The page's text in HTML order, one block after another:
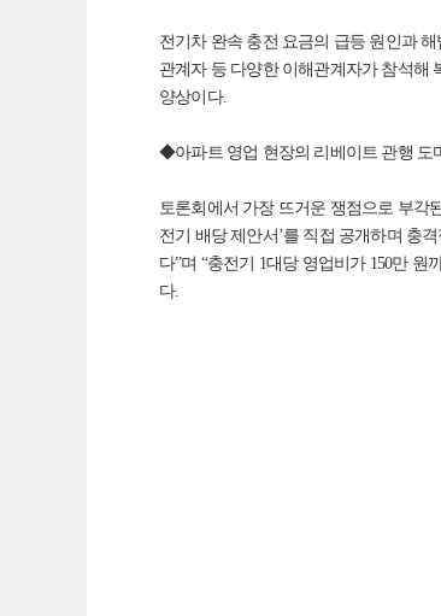
전기차 완속 충전 요금의 급등 원인과
관계자 등 다양한 이해관계자가 참석해
양상이다.
◆아파트 영업 현장의 리베이트 관행 도
토론회에서 가장 뜨거운 쟁점으로 부각
전기 배당 제안서’를 직접 공개하며 충
다”며 “충전기 1대당 영업비가 150만
다.